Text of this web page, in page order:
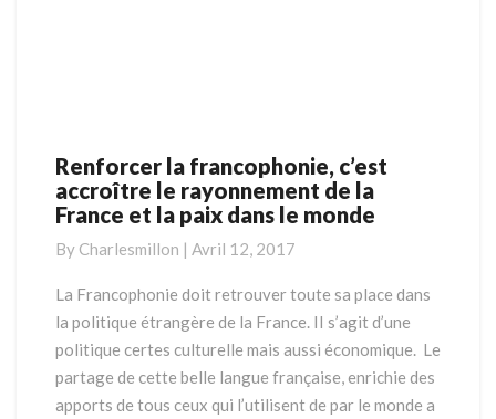
Renforcer
la
francophonie,
accroître
le
rayonnement
de
la
France
et
Renforcer la francophonie, c’est
accroître le rayonnement de la
France et la paix dans le monde
By Charlesmillon | Avril 12, 2017
La Francophonie doit retrouver toute sa place dans
la politique étrangère de la France. II s’agit d’une
politique certes culturelle mais aussi économique. Le
partage de cette belle langue française, enrichie des
apports de tous ceux qui l’utilisent de par le monde a